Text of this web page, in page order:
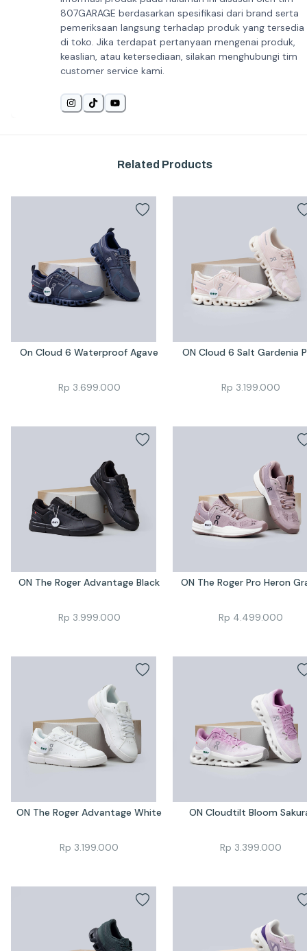
807GARAGE berdasarkan spesifikasi dari brand serta
pemeriksaan langsung terhadap produk yang tersedia
di toko. Jika terdapat pertanyaan mengenai produk,
keaslian, atau ketersediaan, silakan menghubungi tim
customer service kami.
Related Products
On Cloud 6 Waterproof Agave
Rp 3.699.000
ON Cloud 6 Salt Gardenia
Rp 3.199.000
ON The Roger Advantage Black
Rp 3.999.000
ON The Roger Pro Heron
Rp 4.499.000
ON The Roger Advantage White
Rp 3.199.000
ON Cloudtilt Bloom
Rp 3.399.000